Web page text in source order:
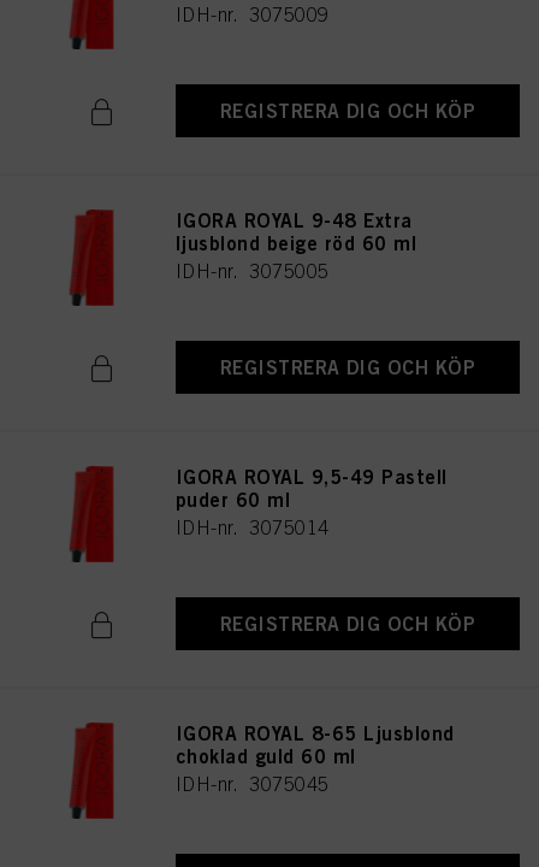
IDH-nr. 3075009
REGISTRERA DIG OCH KÖP
IGORA ROYAL 9-48 Extra
ljusblond beige röd 60 ml
IDH-nr. 3075005
REGISTRERA DIG OCH KÖP
IGORA ROYAL 9,5-49 Pastell
puder 60 ml
IDH-nr. 3075014
REGISTRERA DIG OCH KÖP
IGORA ROYAL 8-65 Ljusblond
choklad guld 60 ml
IDH-nr. 3075045